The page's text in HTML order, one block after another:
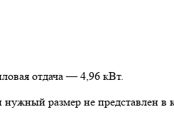
отдача — 4,96 кВт.
размер не представлен в